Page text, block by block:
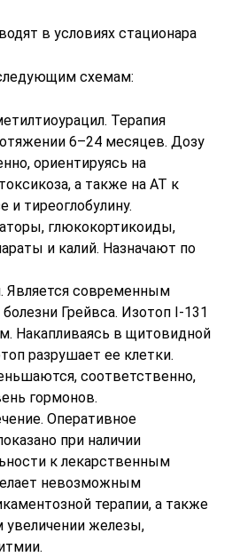
в условиях стационара
схемам:
Терапия
6–24 месяцев. Дозу
ориентируясь на
а также на АТ к
и тиреоглобулину.
глюкокортикоиды,
и калий. Назначают по
Является современным
Грейвса. Изотоп I-131
Накапливаясь в щитовидной
разрушает ее клетки.
соответственно,
гормонов.
Оперативное
при наличии
к лекарственным
невозможным
терапии, а также
увеличении железы,